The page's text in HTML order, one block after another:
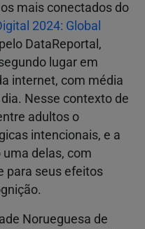
mais conectados do
2024: Global
DataReportal,
lugar em
internet, com média
Nesse contexto de
adultos o
intencionais, e a
delas, com
para seus efeitos
Norueguesa de